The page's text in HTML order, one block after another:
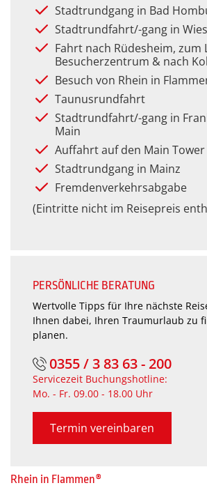
Rhein in Flammen®
Stadtrundgang in Bad
Stadtrundfahrt/-gang in
Fahrt nach Rüdesheim, zum
Besucherzentrum & nach
Besuch von Rhein in
Taunusrundfahrt
Stadtrundfahrt/-gang in
Main
Auffahrt auf den Main Tower
Stadtrundgang in Mainz
Fremdenverkehrsabgabe
(Eintritte nicht im Reisepreis
PERSÖNLICHE BERATUNG
Wertvolle Tipps für Ihre nächste
Ihnen dabei, Ihren Traumurlaub zu
planen.
0355 / 3 83 63 - 200
Servicezeit Buchungshotline:
Mo. - Fr. 09.00 - 18.00 Uhr
Termin vereinbaren